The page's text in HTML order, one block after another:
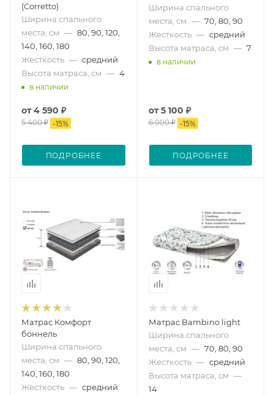
(Corretto)
Ширина спального
места, см — 80, 90, 120,
140, 160, 180
Жесткость — средний
Высота матраса, см — 4
в наличии
от4 590 ₽
5 400 ₽ -15%
ПОДРОБНЕЕ
Ширина спального
места, см — 70, 80, 90
Жесткость — средний
Высота матраса, см — 7
в наличии
от5 100 ₽
6 000 ₽ -15%
ПОДРОБНЕЕ
Матрас Комфорт
боннель
Ширина спального
места, см — 80, 90, 120,
140, 160, 180
Жесткость — средний
Матрас Bambino light
Ширина спального
места, см — 70, 80, 90
Жесткость — средний
Высота матраса, см —
14